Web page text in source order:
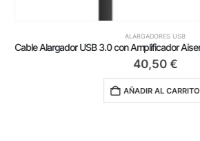
ALARGADORES USB
40,50 €
AÑADIR AL CARRITO